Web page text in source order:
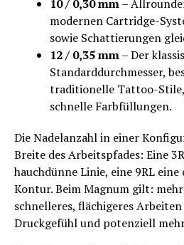
10 / 0,30 mm–
modernen Cartridge-
sowie Schattierungen
12 / 0,35 mm– Der
Standarddurchmesser,
traditionelle Tattoo-
schnelle Farbfüllungen.
Die Nadelanzahl in einer
Breite des Arbeitspfades: Eine
hauchdünne Linie, eine 9RL
Kontur. Beim Magnum gilt:
schnelleres, flächigeres
Druckgefühl und potenziell